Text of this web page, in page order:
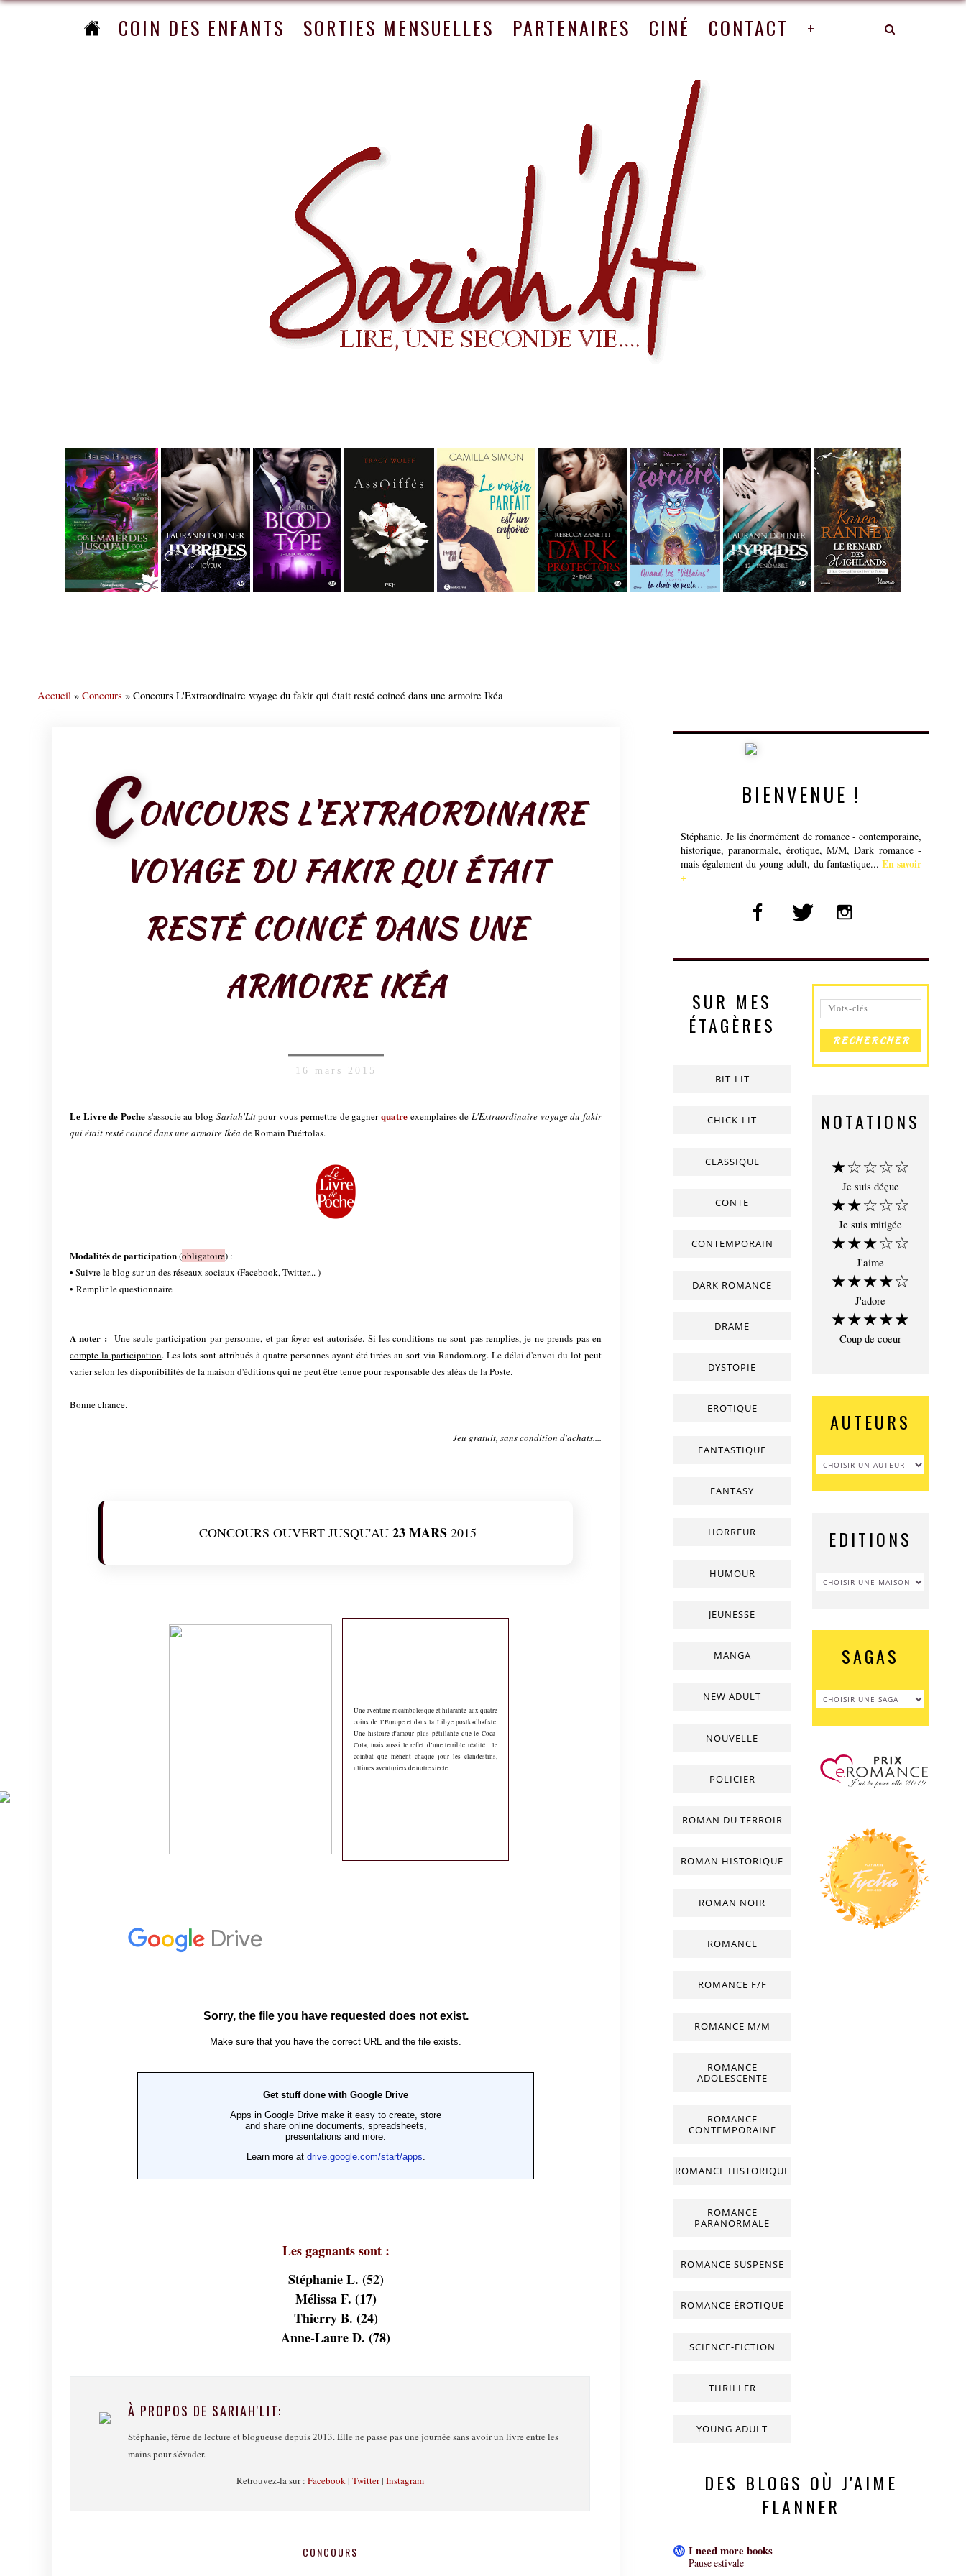
COIN DES ENFANTS SORTIES MENSUELLES PARTENAIRES CINÉ CONTACT +
Accueil » Concours » Concours L'Extraordinaire voyage du fakir qui était resté coincé dans une armoire Ikéa
C ONCOURS L'EXTRAORDINAIRE
VOYAGE DU FAKIR QUI ÉTAIT
RESTÉ COINCÉ DANS UNE
ARMOIRE IKÉA
16 mars 2015
Le Livre de Poche s'associe au blog Sariah'Litpour vous permettre de gagnerquatreexemplaires de L'Extraordinaire voyage du fakir
qui était resté coincé dans une armoire Ikéa de Romain Puértolas.
Modalités de participation(obligatoire) :
• Suivre le blog sur un des réseaux sociaux (Facebook, Twitter... )
• Remplir le questionnaire
A noter : Une seule participation par personne, et par foyer est autorisée. Si les conditions ne sont pas remplies, je ne prends pas en
compte la participation. Les lots sont attribués à quatre personnes ayant été tirées au sort via Random.org. Le délai d'envoi du lot peut
varier selon les disponibilités de la maison d'éditions qui ne peut être tenue pour responsable des aléas de la Poste.
Bonne chance.
Jeu gratuit, sans condition d'achats....
CONCOURS OUVERT JUSQU'AU 23 MARS 2015
Une aventure rocambolesque et hilarante aux quatre
coins de l’Europe et dans la Libye postkadhafiste.
Une histoire d'amour plus pétillante que le Coca-
Cola, mais aussi le reflet d’une terrible réalité : le
combat que mènent chaque jour les clandestins,
ultimes aventuriers de notre siècle.
Les gagnants sont :
Stéphanie L. (52)
Mélissa F. (17)
Thierry B. (24)
Anne-Laure D. (78)
À PROPOS DE SARIAH'LIT:
Stéphanie, férue de lecture et blogueuse depuis 2013. Elle ne passe pas une journée sans avoir un livre entre les
mains pour s'évader.
Retrouvez-la sur : Facebook| Twitter| Instagram
CONCOURS
BIENVENUE !
Stéphanie. Je lis énormément de romance - contemporaine,
historique, paranormale, érotique, M/M, Dark romance -
mais également du young-adult, du fantastique... En savoir
+
SUR MES
ÉTAGÈRES
BIT-LIT
CHICK-LIT
CLASSIQUE
CONTE
CONTEMPORAIN
DARK ROMANCE
DRAME
DYSTOPIE
EROTIQUE
FANTASTIQUE
FANTASY
HORREUR
HUMOUR
JEUNESSE
MANGA
NEW ADULT
NOUVELLE
POLICIER
ROMAN DU TERROIR
ROMAN HISTORIQUE
ROMAN NOIR
ROMANCE
ROMANCE F/F
ROMANCE M/M
ROMANCE
ADOLESCENTE
ROMANCE
CONTEMPORAINE
ROMANCE HISTORIQUE
ROMANCE
PARANORMALE
ROMANCE SUSPENSE
ROMANCE ÉROTIQUE
SCIENCE-FICTION
THRILLER
YOUNG ADULT
NOTATIONS
★☆☆☆☆
Je suis déçue
★★☆☆☆
Je suis mitigée
★★★☆☆
J'aime
★★★★☆
J'adore
★★★★★
Coup de coeur
AUTEURS
EDITIONS
SAGAS
DES BLOGS OÙ J'AIME
FLANNER
I need more books
Pause estivale